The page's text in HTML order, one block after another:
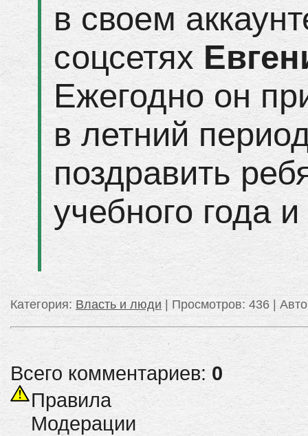
в своем
соцсетях
Ежегодно он
в летний
поздравить
учебного года
Категория: Власть и люди | Просмотров: 436 |
Всего комментариев: 0
Правила
Модерации